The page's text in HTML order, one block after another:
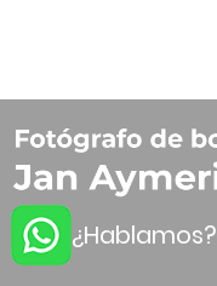
¿Hablamos?